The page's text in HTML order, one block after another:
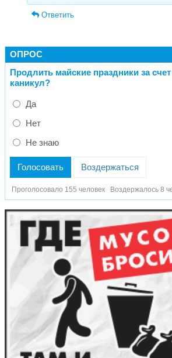
Ответить
ОПРОС
Продлить майские праздники за
каникул?
Да
Нет
Не знаю
Голосовать Воздержаться
Проголосовало 155 человек Воздержалось 8